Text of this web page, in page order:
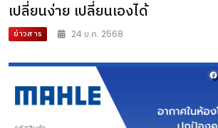
เปลี่ยนง่าย เปลี่ยนเองได้
ข่าวสาร 24 ม.ค. 2568